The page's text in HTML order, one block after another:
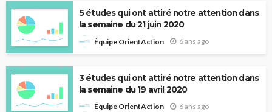
5 études qui ont attiré notre attention dans
la semaine du 21 juin 2020
Équipe OrientAction 6 ans ago
3 études qui ont attiré notre attention dans
la semaine du 19 avril 2020
Équipe OrientAction 6 ans ago